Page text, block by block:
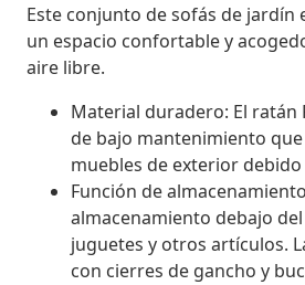
Este conjunto de sofás de
un espacio confortable y
aire libre.
Material duradero: El
de bajo mantenimiento
muebles de exterior
Función de
almacenamiento debajo
juguetes y otros artículos.
con cierres de gancho y